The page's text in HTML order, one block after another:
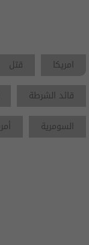
امريكا قتل
قائد الشرطة
السومرية